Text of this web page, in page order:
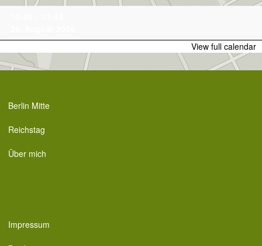
Skip
View full calendar
Berlin Mitte
Reichstag
Über mich
Impressum